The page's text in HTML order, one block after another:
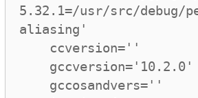
5.32.1=/usr/src/
aliasing'